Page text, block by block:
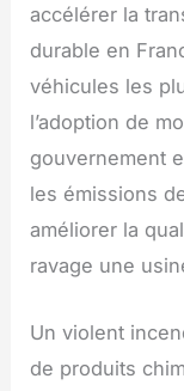
accélérer la
durable en
véhicules les
l’adoption de
gouvernement
les émissions
améliorer la
ravage une
Un violent
de produits